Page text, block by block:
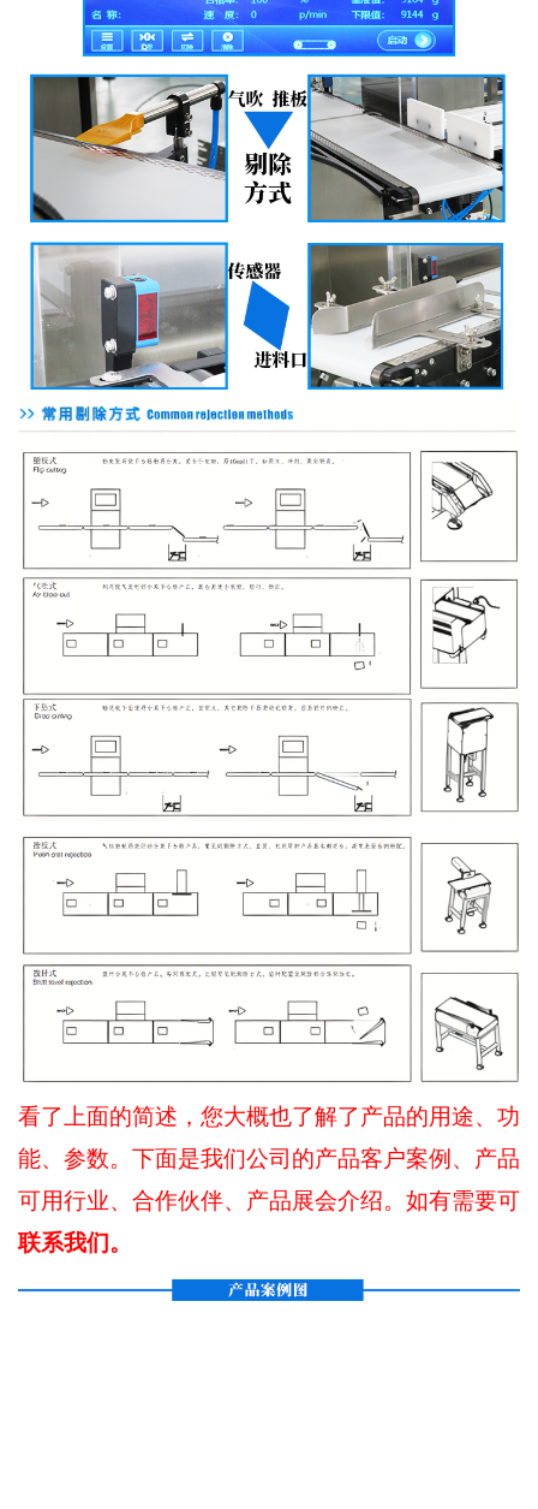
看了上面的简述，您大概也了解了产品的用途、功
能、参数。下面是我们公司的产品客户案例、产品
可用行业、合作伙伴、产品展会介绍。如有需要可
联系我们。